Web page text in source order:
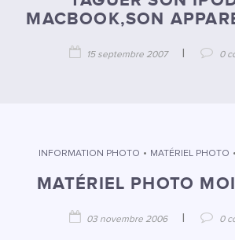
MACBOOK,SON
15 septembre 2007 0
INFORMATION PHOTO • MATÉRIEL PHOTO •
MATÉRIEL PHOTO
03 novembre 2006 0